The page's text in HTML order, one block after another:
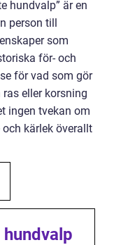
hundvalp” är en
person till
som
för- och
för vad som gör
eller korsning
ingen tvekan om
kärlek överallt